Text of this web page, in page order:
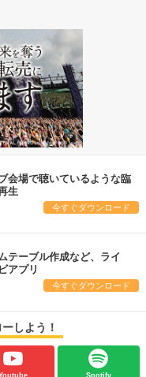
会場で聴いているような臨
生
今すぐダウンロード
テーブル作成など、ライ
アプリ
今すぐダウンロード
しよう！
Spotify